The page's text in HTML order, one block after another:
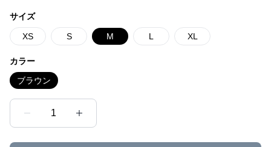
サイズ
XS S M L XL
カラー
ブラウン
1